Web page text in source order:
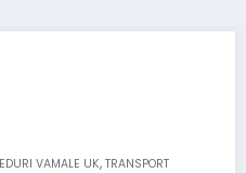
VAMALE UK, TRANSPORT